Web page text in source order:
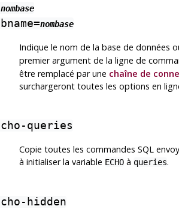
nombase
nombase
Indique le nom de la base de données
premier argument de la ligne de
être remplacé par une chaîne de
surchargeront toutes les options en
queries
Copie toutes les commandes SQL
à initialiser la variable ECHOà queries.
hidden